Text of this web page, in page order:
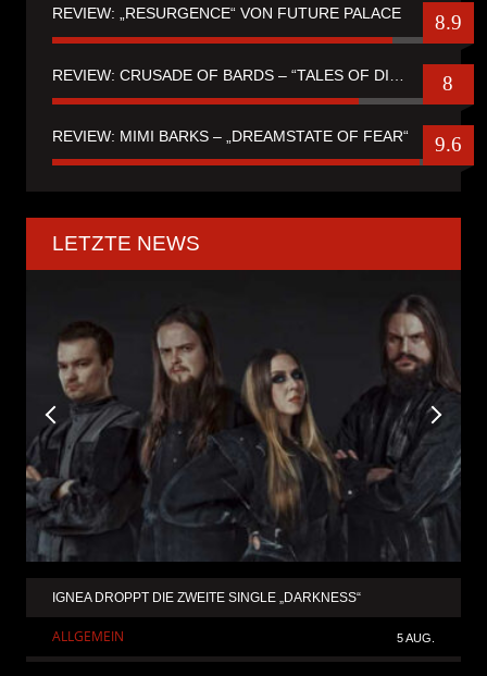
REVIEW: „RESURGENCE“ VON FUTURE PALACE 8.9
8
REVIEW: MIMI BARKS – „DREAMSTATE OF FEAR“ 9.6
LETZTE NEWS
IGNEA DROPPT DIE ZWEITE SINGLE „DARKNESS“
ALLGEMEIN 5 AUG.